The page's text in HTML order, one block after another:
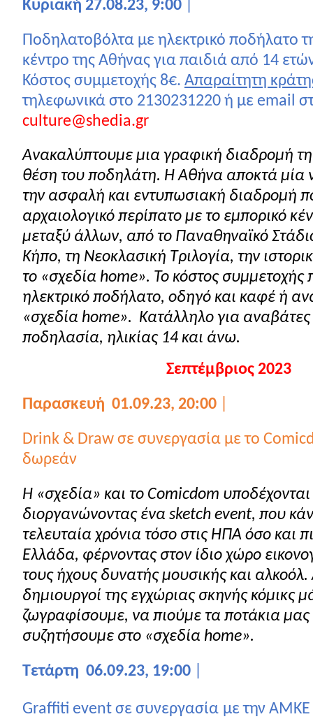
Κυριακή 27.08.23, 9:00
Ποδηλατοβόλτα με ηλεκτρικό ποδήλατο
κέντρο της Αθήνας για παιδιά από 14
Κόστος συμμετοχής 8€. Απαραίτητη
τηλεφωνικά στο 2130231220 ή με email
culture@shedia.gr
Ανακαλύπτουμε μια γραφική διαδρομή
θέση του ποδηλάτη. Η Αθήνα αποκτά μία
την ασφαλή και εντυπωσιακή διαδρομή
αρχαιολογικό περίπατο με το εμπορικό
μεταξύ άλλων, από το Παναθηναϊκό
Κήπο, τη Νεοκλασική Τριλογία, την
το «σχεδία home». Το κόστος συμμετοχής
ηλεκτρικό ποδήλατο, οδηγό και καφέ ή
«σχεδία home». Κατάλληλο για
ποδηλασία, ηλικίας 14 και άνω.
Σεπτέμβριος 2023
Παρασκευή 01.09.23, 20:00
Drink & Draw σε συνεργασία με το
δωρεάν
Η «σχεδία» και το Comicdom
διοργανώνοντας ένα sketch event, που
τελευταία χρόνια τόσο στις ΗΠΑ όσο και
Ελλάδα, φέρνοντας στον ίδιο χώρο
τους ήχους δυνατής μουσικής και
δημιουργοί της εγχώριας σκηνής κόμικς
ζωγραφίσουμε, να πιούμε τα ποτάκια μας
συζητήσουμε στο «σχεδία home».
Τετάρτη 06.09.23, 19:00
Graffiti event σε συνεργασία με την ΑΜΚΕ